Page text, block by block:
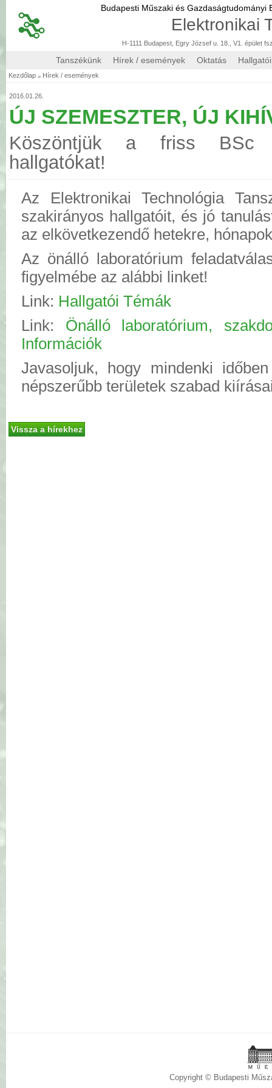
Budapesti Műszaki és Gazdaságtudományi
Elektronikai
H-1111 Budapest, Egry József u. 18., V1. épület
Tanszékünk Hírek / események Oktatás
Kezdőlap » Hírek / események
2016.01.26.
ÚJ SZEMESZTER, ÚJ
Köszöntjük a friss BSc
hallgatókat!
Az Elektronikai Technológia
szakirányos hallgatóit, és jó
az elkövetkezendő hetekre,
Az önálló laboratórium
figyelmébe az alábbi linket!
Link: Hallgatói Témák
Link: Önálló laboratórium,
Információk
Javasoljuk, hogy mindenki
népszerűbb területek szabad
Vissza a hírekhez
Copyright © Budapesti